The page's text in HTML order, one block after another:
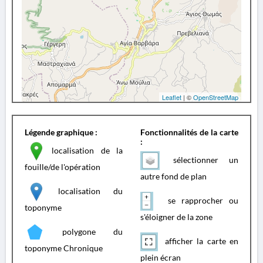
Leaflet | ©OpenStreetMap
Légende graphique :
localisation de la
fouille/de l'opération
localisation du
toponyme
polygone du
toponyme Chronique
Fonctionnalités de la carte
:
sélectionner un
autre fond de plan
se rapprocher ou
s'éloigner de la zone
afficher la carte en
plein écran